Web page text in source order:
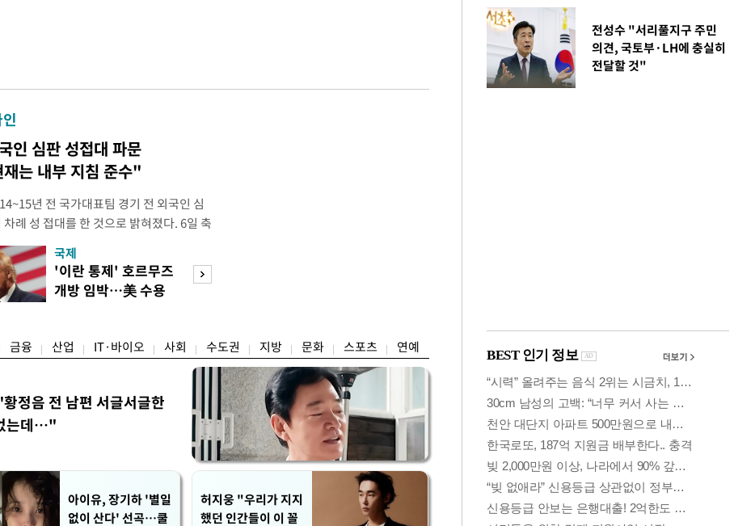
인 심판 성접대 파문
는 내부 지침 준수"
년 전 국가대표팀 경기 전 외국인 심
례 성 접대를 한 것으로 밝혀졌다. 6일 축
회의 한 의원실은 축구협회가 2011~2012
명에게 성 접대한 사실을 확인했다. 당시
심판과 감독관 등 10여 명에게 한 번에
는 100만원이 넘는 돈을 성
국제
'이란 통제' 호르무즈
개방 임박…美 수용
금융 산업 IT·바이오 사회 수도권 지방 문화 스포츠 연예
정음 전 남편 서글서글한
는데…"
아이유, 장기하 '별일
없이 산다' 선곡…쿨
허지웅 "우리가 지지
했던 인간들이 이 꼴
전성수 "서리풀지구 주민
의견, 국토부·LH에 충실히
전달할 것"